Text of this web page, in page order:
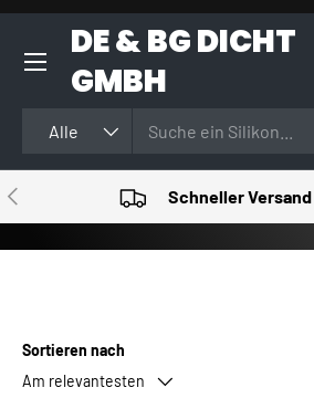
DIREKT ZUM INHALT
DE & BG DICHT
GMBH
Alle
VORHERIGE Schneller Versand
Sortieren nach
Am relevantesten